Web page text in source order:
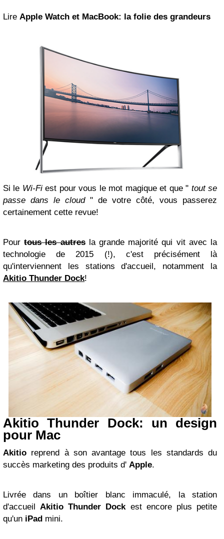
Lire Apple Watch et MacBook: la folie des grandeurs
Si le Wi-Fiest pour vous le mot magique et que " tout se
passe dans le cloud" de votre côté, vous passerez
certainement cette revue!
Pourtous les autresla grande majorité qui vit avec la
technologie de 2015 (!), c'est précisément là
qu'interviennent les stations d'accueil, notamment la
Akitio Thunder Dock!
Akitio Thunder Dock: un design
pour Mac
Akitio reprend à son avantage tous les standards du
succès marketing des produits d' Apple.
Livrée dans un boîtier blanc immaculé, la station
d'accueil Akitio Thunder Dock est encore plus petite
qu'un iPad mini.